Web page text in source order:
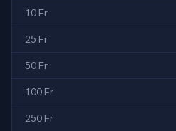
10 Fr
25 Fr
50 Fr
100 Fr
250 Fr